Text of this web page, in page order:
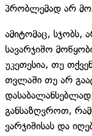
პრობლემად არ
ამიტომაც, სჯობს,
სავარჯიშო
უკეთესია, თუ
თვლაში თუ არ
განსაზღვროთ,
ვარჯიშისას და